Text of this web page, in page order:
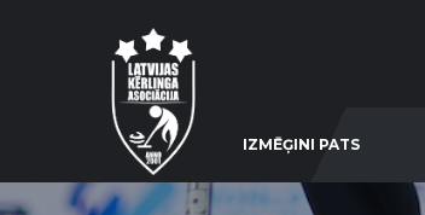
IZMĒĢINI PATS